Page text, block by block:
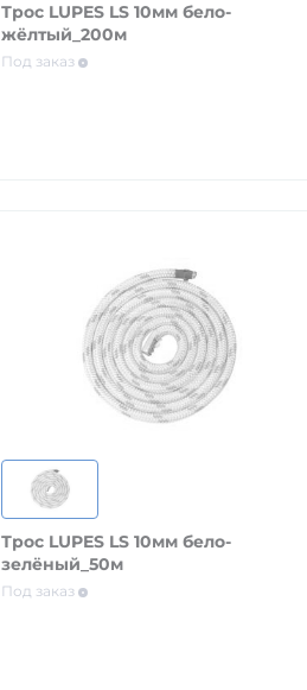
Трос LUPES LS 10мм бело-
жёлтый_200м
Под заказ
Трос LUPES LS 10мм бело-
зелёный_50м
Под заказ